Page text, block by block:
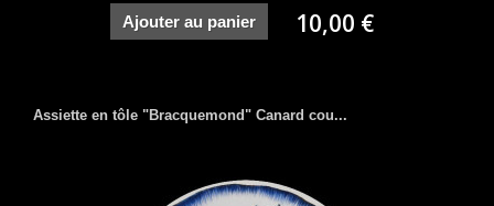
Ajouter au panier 10,00 €
Assiette en tôle "Bracquemond" Canard cou...